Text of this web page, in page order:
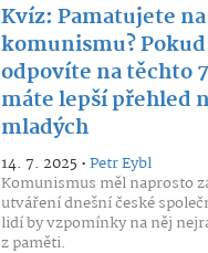
Kvíz: Pamatujete
komunismu?
odpovíte na těchto
máte lepší přehled
mladých
14. 7. 2025 •Petr Eybl
Komunismus měl naprosto
utváření dnešní české
lidí by vzpomínky na něj
z paměti.